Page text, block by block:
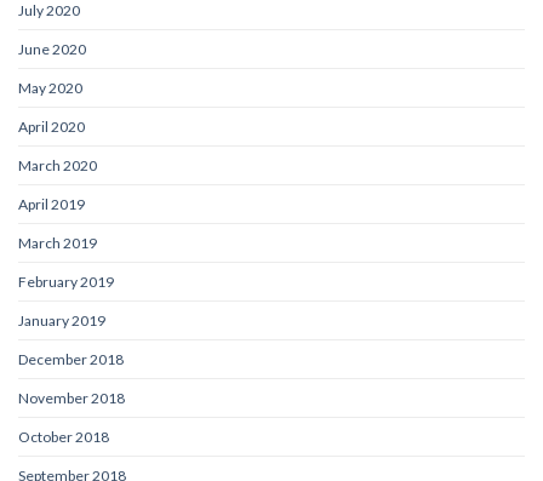
July 2020
June 2020
May 2020
April 2020
March 2020
April 2019
March 2019
February 2019
January 2019
December 2018
November 2018
October 2018
September 2018